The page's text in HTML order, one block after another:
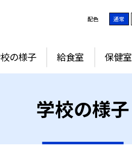
配色 通常
の様子 給食室 保健室
学校の様子